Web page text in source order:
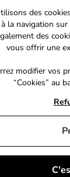
des
à la navigation
des
vous offrir une
modifier vos
“Cookies” au